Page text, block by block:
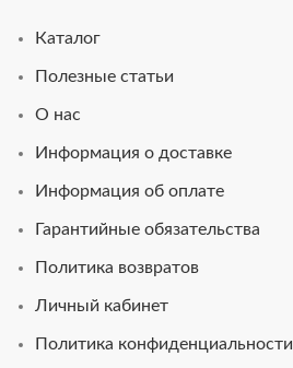
Каталог
Полезные статьи
О нас
Информация о доставке
Информация об оплате
Гарантийные обязательства
Политика возвратов
Личный кабинет
Политика конфиденциальности